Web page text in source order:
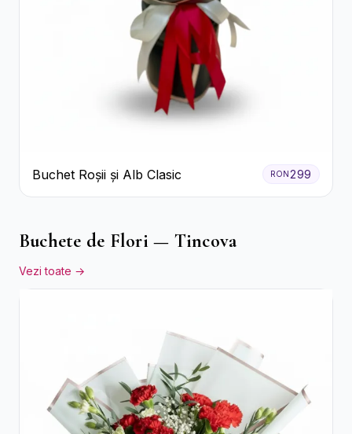
Buchet Roșii și Alb Clasic RON 299
Buchete de Flori — Tincova
Vezi toate →